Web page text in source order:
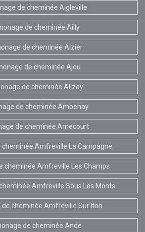
de cheminée Aigleville
de cheminée Ailly
de cheminée Aizier
de cheminée Ajou
de cheminée Alizay
de cheminée Ambenay
de cheminée Amecourt
cheminée Amfreville La Campagne
cheminée Amfreville Les Champs
Amfreville Sous Les Monts
de cheminée Amfreville Sur Iton
de cheminée Ande